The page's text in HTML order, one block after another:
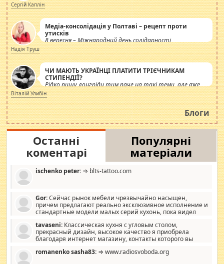
Сергій Каплін
Медіа-консолідація у Полтаві – рецепт проти
утисків
8 вересня – Міжнародний день солідарності
журналістів.
Надія Труш
ЧИ МАЮТЬ УКРАЇНЦІ ПЛАТИТИ ТРІЄЧНИКАМ
СТИПЕНДІЇ?
Рідко пишу лонгріди тим паче на такі теми, але вже
просто дістало! Обурюють сьогоднішні інсенуації
навколо стипендіального питання. Штучно
роздувається ще одна соціальна катастрофа.
Віталій Улибін
Блоги
Останні
коментарі
Популярні
матеріали
ischenko peter: ⇒ blts-tattoo.com
Gor:Сейчас рынок мебели чрезвычайно насыщен,
причем предлагают реально эксклюзивное исполнение и
стандартные модели малых серий кухонь, пока видел
стандартные формы, в MebelOk, креативненько и что главное -
со вкусом все в порядке, без ненужных наворотов удорожающих
мебель, а это не последний фактор.
tavaseni: Классическая кухня с угловым столом,
прекрасный дизайн, высокое качество я приобрела
благодаря интернет магазину, контакты которого вы
romanenko sasha83: ⇒ www.radiosvoboda.org